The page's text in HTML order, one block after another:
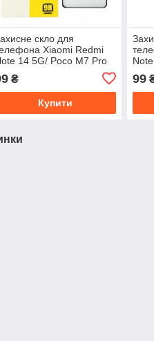
скло для
Xiaomi Redmi
14 5G/ Poco M7 Pro
₴
Купити
99